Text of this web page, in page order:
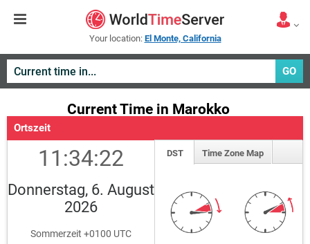
Your location: El Monte, California
GO
Current Time in Marokko
Ortszeit
11:34:22
Donnerstag, 6. August
2026
Sommerzeit +0100 UTC
DST Time Zone Map